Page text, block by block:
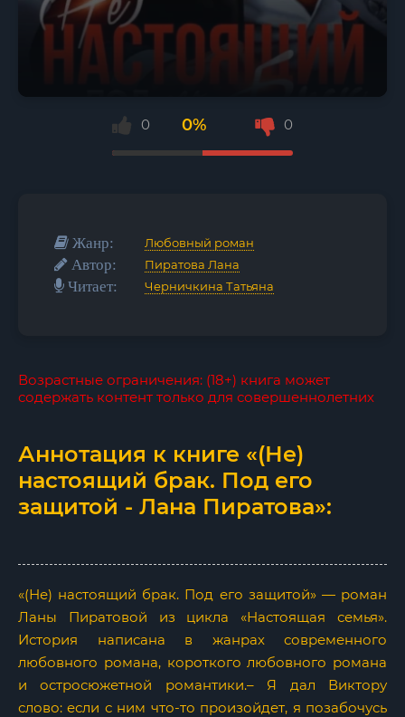
0 0% 0
Жанр: Любовный роман
Автор: Пиратова Лана
Читает: Черничкина Татьяна
Возрастные ограничения: (18+) книга может
содержать контент только для совершеннолетних
Аннотация к книге «(Не)
настоящий брак. Под его
защитой - Лана Пиратова»:
«(Не) настоящий брак. Под его защитой» — роман
Ланы Пиратовой из цикла «Настоящая семья».
История написана в жанрах современного
любовного романа, короткого любовного романа
и остросюжетной романтики.– Я дал Виктору
слово: если с ним что-то произойдет, я позабочусь